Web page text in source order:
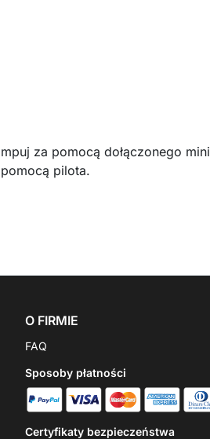
za pomocą dołączonego mini
pilota.
O FIRMIE
FAQ
Sposoby płatności
Certyfikaty bezpieczeństwa